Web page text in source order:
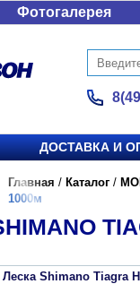
Фотогалерея
ДОСТАВКА И
Главная / Каталог /
1000м
Леска Shimano Tiagra